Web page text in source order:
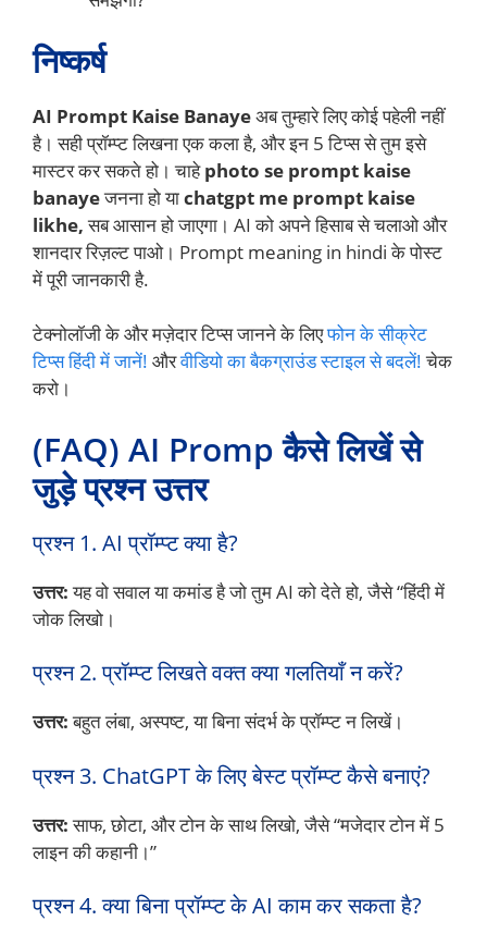
निष्कर्ष
AI Prompt Kaise Banayeअब तुम्हारे लिए कोई पहेली नहीं
है। सही प्रॉम्प्ट लिखना एक कला है, और इन 5 टिप्स से तुम इसे
मास्टर कर सकते हो। चाहेphoto se prompt kaise
banayeजनना हो याchatgpt me prompt kaise
likhe,सब आसान हो जाएगा। AI को अपने हिसाब से चलाओ और
शानदार रिज़ल्ट पाओ। Prompt meaning in hindi के पोस्ट
में पूरी जानकारी है.
टेक्नोलॉजी के और मज़ेदार टिप्स जानने के लिएफोन के सीक्रेट
टिप्स हिंदी में जानें! औरवीडियो का बैकग्राउंड स्टाइल से बदलें!चेक
करो।
(FAQ) AI Promp कैसे लिखें से
जुड़े प्रश्न उत्तर
प्रश्न 1. AI प्रॉम्प्ट क्या है?
उत्तर:यह वो सवाल या कमांड है जो तुम AI को देते हो, जैसे “हिंदी में
जोक लिखो।
प्रश्न 2. प्रॉम्प्ट लिखते वक्त क्या गलतियाँ न करें?
उत्तर:बहुत लंबा, अस्पष्ट, या बिना संदर्भ के प्रॉम्प्ट न लिखें।
प्रश्न 3. ChatGPT के लिए बेस्ट प्रॉम्प्ट कैसे बनाएं?
उत्तर:साफ, छोटा, और टोन के साथ लिखो, जैसे “मजेदार टोन में 5
लाइन की कहानी।”
प्रश्न 4. क्या बिना प्रॉम्प्ट के AI काम कर सकता है?